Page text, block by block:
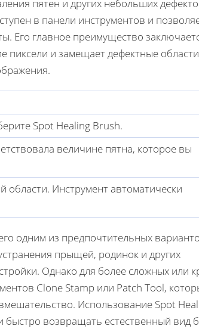
пятен и других небольших
в панели инструментов и
Его главное преимущество
пиксели и замещает дефектные области
Spot Healing Brush.
величине пятна, которое вы
области. Инструмент автоматически
одним из предпочтительных
прыщей, родинок и других
Однако для более сложных или
Clone Stamp или Patch Tool,
Использование Spot
быстро возвращать естественный вид